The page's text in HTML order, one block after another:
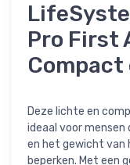
Pro First
Deze lichte en
ideaal voor
en het gewicht van
beperken. Met een